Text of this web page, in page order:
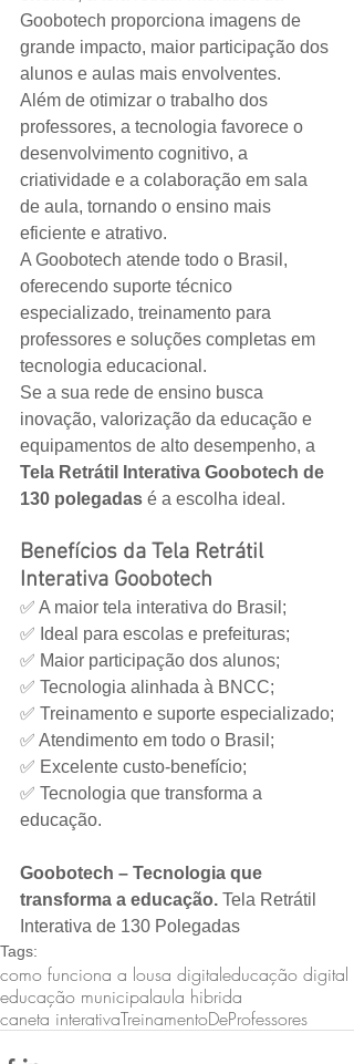
Goobotech proporciona imagens de
grande impacto, maior participação dos
alunos e aulas mais envolventes.
Além de otimizar o trabalho dos
professores, a tecnologia favorece o
desenvolvimento cognitivo, a
criatividade e a colaboração em sala
de aula, tornando o ensino mais
eficiente e atrativo.
A Goobotech atende todo o Brasil,
oferecendo suporte técnico
especializado, treinamento para
professores e soluções completas em
tecnologia educacional.
Se a sua rede de ensino busca
inovação, valorização da educação e
equipamentos de alto desempenho, a
Tela Retrátil Interativa Goobotech de
130 polegadas é a escolha ideal.
Benefícios da Tela Retrátil
Interativa Goobotech
✅ A maior tela interativa do Brasil;
✅ Ideal para escolas e prefeituras;
✅ Maior participação dos alunos;
✅ Tecnologia alinhada à BNCC;
✅ Treinamento e suporte especializado;
✅ Atendimento em todo o Brasil;
✅ Excelente custo-benefício;
✅ Tecnologia que transforma a
educação.
Goobotech – Tecnologia que
transforma a educação. Tela Retrátil
Interativa de 130 Polegadas
Tags:
como funciona a lousa digitaleducação digital
educação municipalaula hibrida
caneta interativaTreinamentoDeProfessores